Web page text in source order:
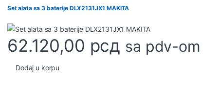
Set alata sa 3 baterije DLX2131JX1 MAKITA
62.120,00 рсд sa pdv-om
Dodaj u korpu